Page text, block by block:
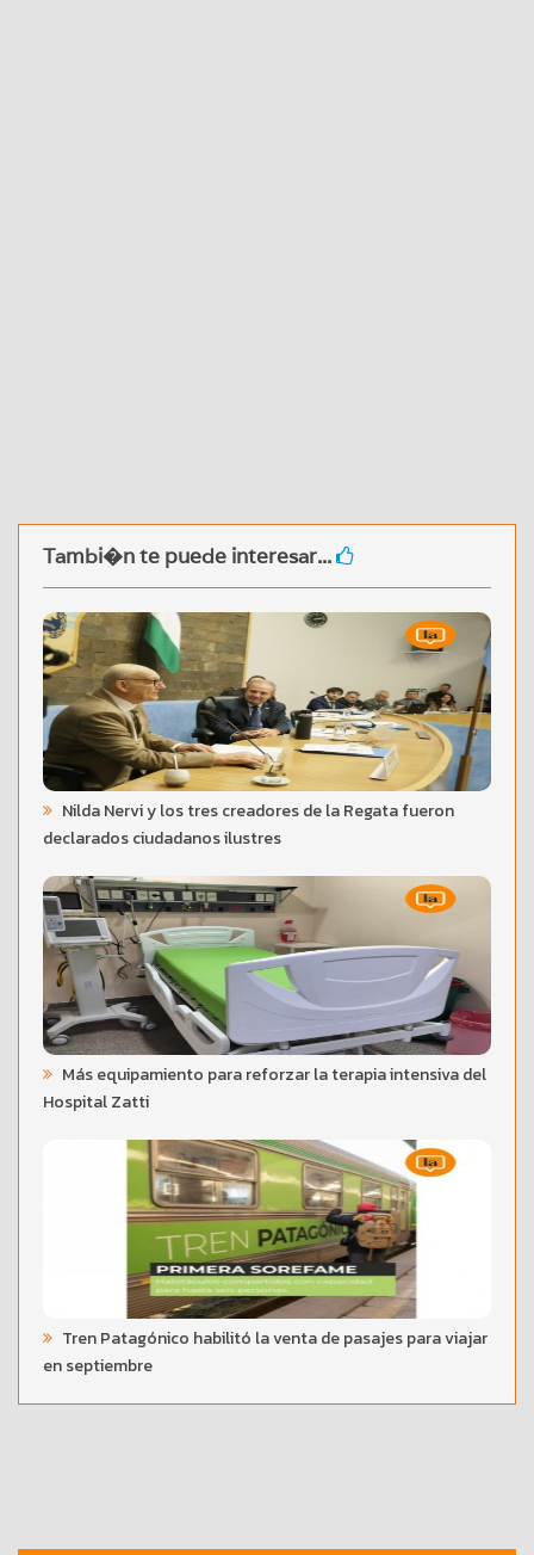
Tambi�n te puede interesar...
Nilda Nervi y los tres creadores de la Regata fueron
declarados ciudadanos ilustres
Más equipamiento para reforzar la terapia intensiva del
Hospital Zatti
Tren Patagónico habilitó la venta de pasajes para viajar
en septiembre